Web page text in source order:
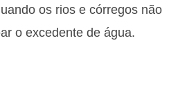
os rios e córregos não
o excedente de água.